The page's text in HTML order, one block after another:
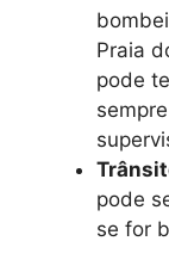
Praia
pode
pode
se for